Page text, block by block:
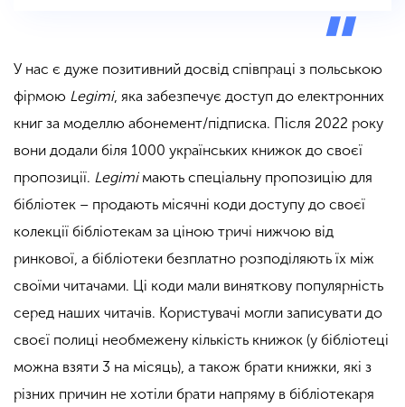
У нас є дуже позитивний досвід співпраці з польською
фірмою Legimi, яка забезпечує доступ до електронних
книг за моделлю абонемент/підписка. Після 2022 року
вони додали біля 1000 українських книжок до своєї
пропозиції. Legimiмають спеціальну пропозицію для
бібліотек – продають місячні коди доступу до своєї
колекції бібліотекам за ціною тричі нижчою від
ринкової, а бібліотеки безплатно розподіляють їх між
своїми читачами. Ці коди мали виняткову популярність
серед наших читачів. Користувачі могли записувати до
своєї полиці необмежену кількість книжок (у бібліотеці
можна взяти 3 на місяць), а також брати книжки, які з
різних причин не хотіли брати напряму в бібліотекаря